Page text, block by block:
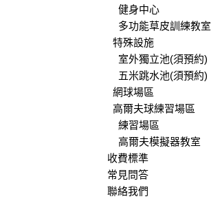
健身中心
多功能草皮訓練教室
特殊設施
室外獨立池(須預約)
五米跳水池(須預約)
網球場區
高爾夫球練習場區
練習場區
高爾夫模擬器教室
收費標準
常見問答
聯絡我們